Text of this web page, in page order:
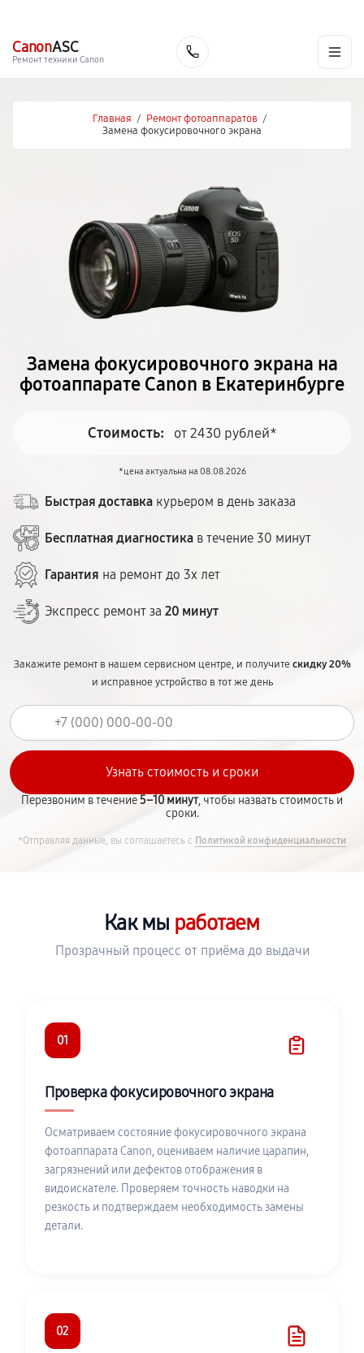
CanonASC
Ремонт техники Canon
Главная / Ремонт фотоаппаратов /
Замена фокусировочного экрана
Замена фокусировочного экрана на
фотоаппарате Canon в Екатеринбурге
Стоимость: от 2430 рублей*
*цена актуальна на 08.08.2026
Быстрая доставка курьером в день заказа
Бесплатная диагностика в течение 30 минут
Гарантия на ремонт до 3х лет
Экспресс ремонт за 20 минут
Закажите ремонт в нашем сервисном центре, и получитескидку 20%
и исправное устройство в тот же день
Перезвоним в течение5–10 минут, чтобы назвать стоимость и
сроки.
*Отправляя данные, вы соглашаетесь с Политикой конфиденциальности
Как мы работаем
Прозрачный процесс от приёма до выдачи
01
Проверка фокусировочного экрана
Осматриваем состояние фокусировочного экрана
фотоаппарата Canon, оцениваем наличие царапин,
загрязнений или дефектов отображения в
видоискателе. Проверяем точность наводки на
резкость и подтверждаем необходимость замены
детали.
02